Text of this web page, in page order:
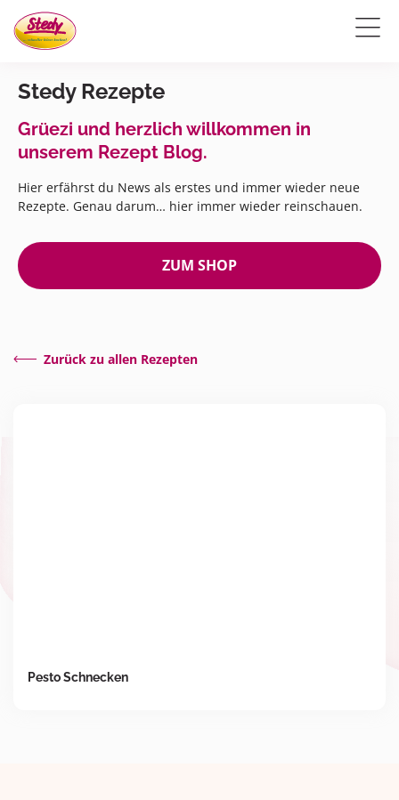
Stedy Rezepte
Grüezi und herzlich willkommen in
unserem Rezept Blog.
Hier erfährst du News als erstes und immer wieder neue
Rezepte. Genau darum… hier immer wieder reinschauen.
ZUM SHOP
Zurück zu allen Rezepten
Pesto Schnecken